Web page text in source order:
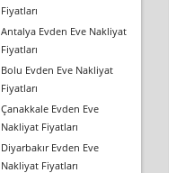
Fiyatları
Antalya Evden Eve Nakliyat
Fiyatları
Bolu Evden Eve Nakliyat
Fiyatları
Çanakkale Evden Eve
Nakliyat Fiyatları
Diyarbakır Evden Eve
Nakliyat Fiyatları